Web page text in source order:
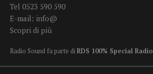
Tel 0523 590 590
E-mail: info@
Scopri di più
Radio Sound fa parte diRDS 100% Special Radio